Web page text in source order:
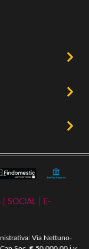
SOCIAL | E-
Via Nettuno-